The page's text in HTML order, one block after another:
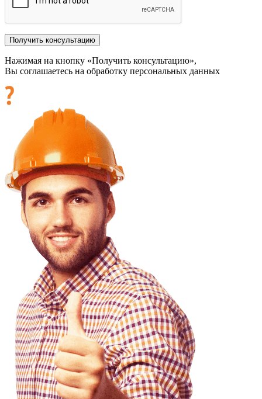
Нажимая на кнопку «Получить консультацию»,
Вы соглашаетесь на обработку персональных данных